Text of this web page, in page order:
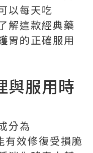
以每天吃
解這款經典藥
胃的正確服用
與服用時
分為
有效修復受損脆